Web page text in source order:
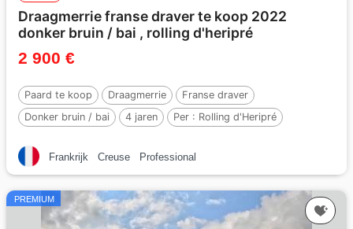
Draagmerrie franse draver te koop 2022
donker bruin / bai , rolling d'heripré
2 900 €
Paard te koop Draagmerrie
Franse draver
Donker bruin / bai
4 jaren Per : Rolling d'Heripré
Frankrijk Creuse Professional
PREMIUM